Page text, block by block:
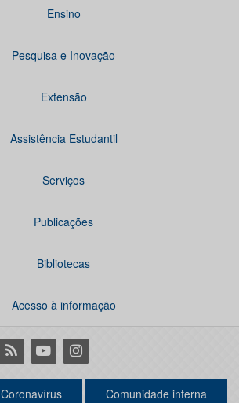
Ensino
Pesquisa e Inovação
Extensão
Assistência Estudantil
Serviços
Publicações
Bibliotecas
Acesso à informação
RSS YoutubeInstagram
Coronavírus Comunidade interna